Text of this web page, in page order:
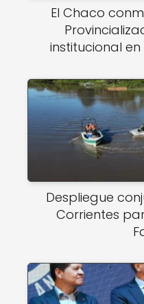
El Chaco
institucional
Despliegue
Corrientes